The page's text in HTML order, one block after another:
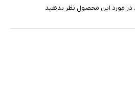
در مورد این محصول نظر بدهید